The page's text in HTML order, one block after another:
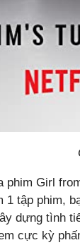
phim Girl
1 tập phim,
dựng tình
cực kỳ